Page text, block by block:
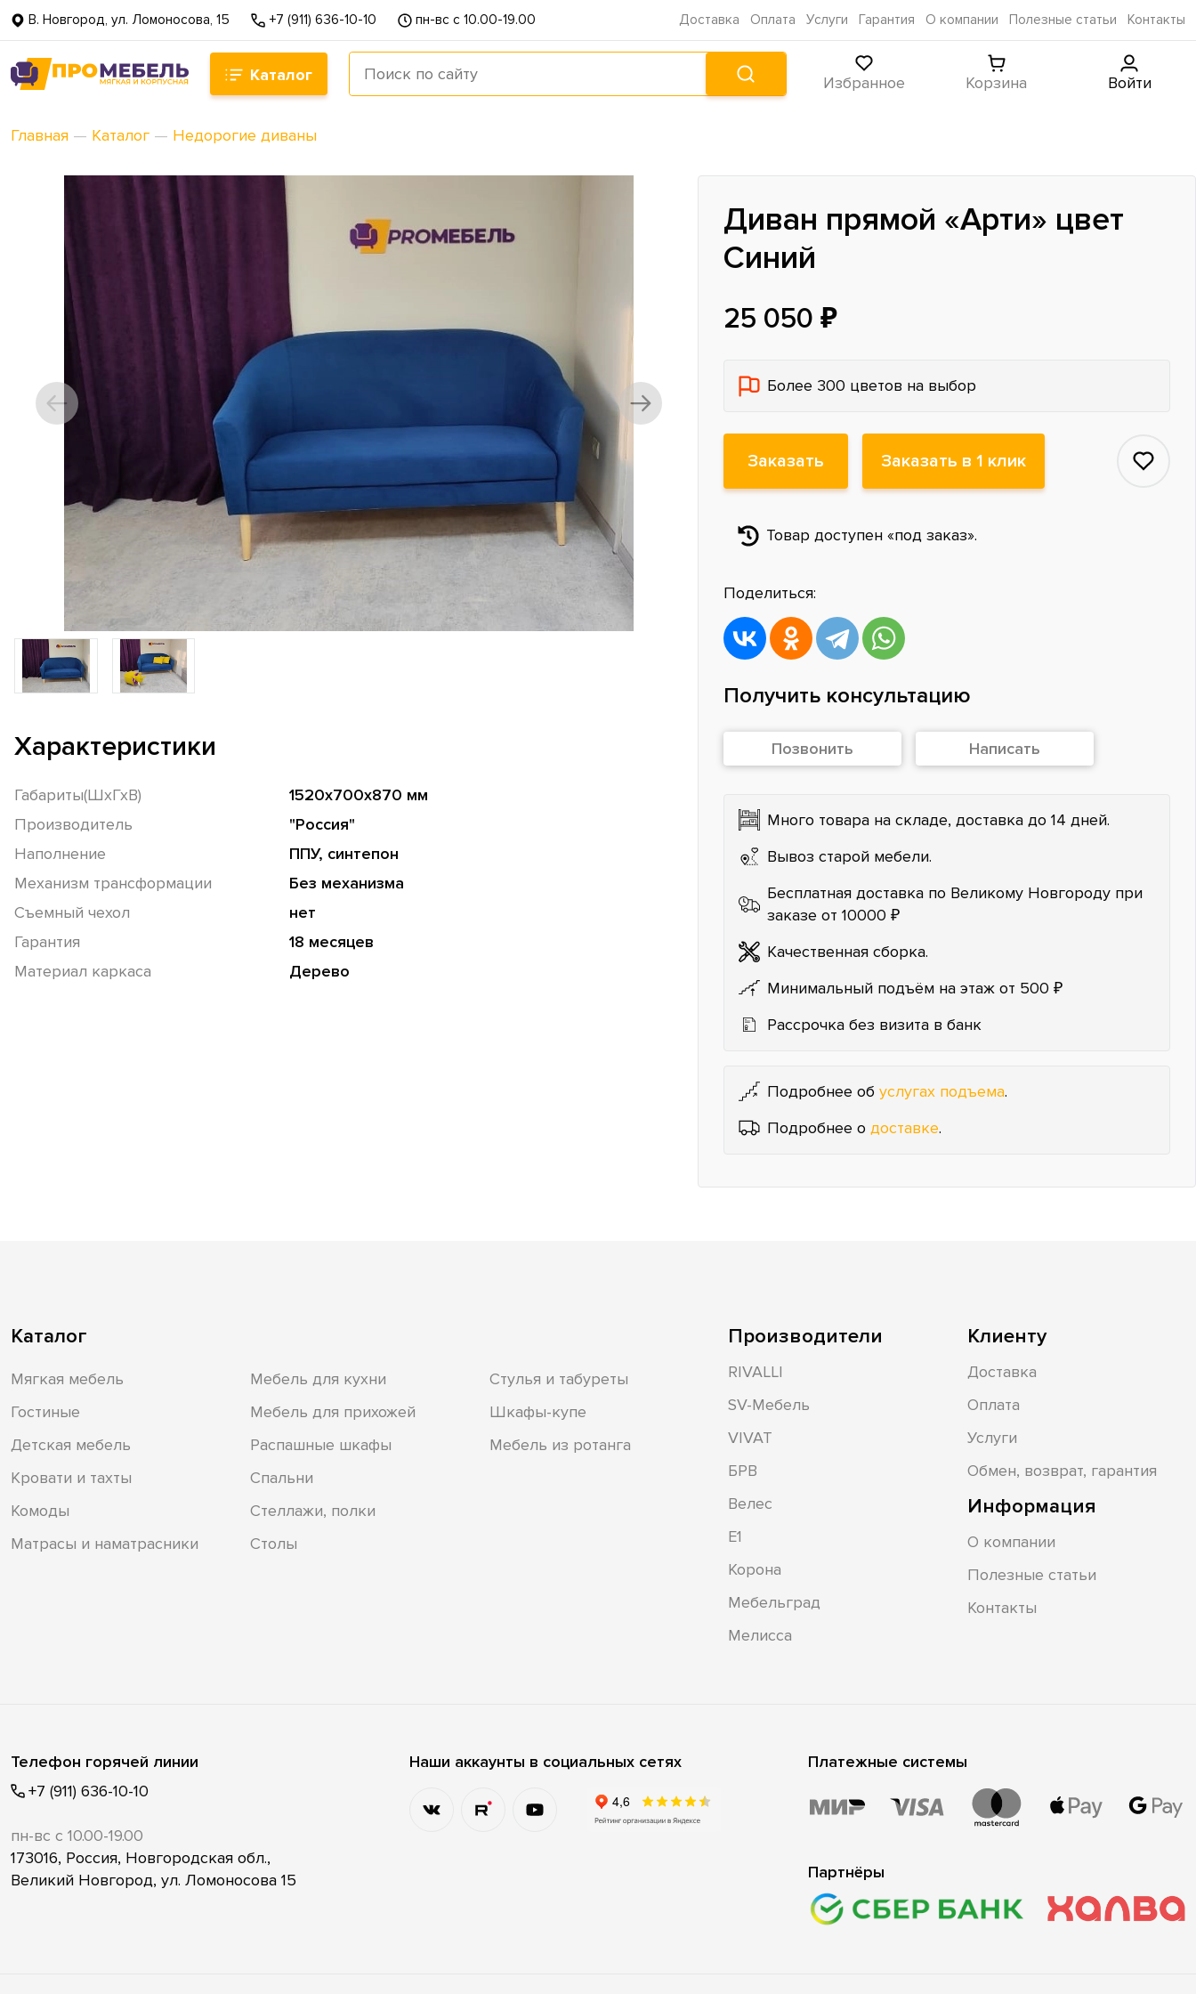
В. Новгород, ул. Ломоносова, 15 +7 (911) 636-10-10 пн-вс с 10.00-19.00 Доставка Оплата Услуги Гарантия О компании Полезные статьи Контакты
Каталог Избранное Корзина Войти
Главная — Каталог — Недорогие диваны
Диван прямой «Арти» цвет
Синий
25 050 ₽
Более 300 цветов на выбор
Заказать Заказать в 1 клик
Товар доступен «под заказ».
Поделиться:
Получить консультацию
Позвонить Написать
Много товара на складе, доставка до 14 дней.
Вывоз старой мебели.
Бесплатная доставка по Великому Новгороду при
заказе от 10000 ₽
Качественная сборка.
Минимальный подъём на этаж от 500 ₽
Рассрочка без визита в банк
Подробнее об услугах подъема.
Подробнее о доставке.
Характеристики
Габариты(ШхГхВ)
1520х700х870 мм
Производитель
"Россия"
Наполнение
ППУ, синтепон
Механизм трансформации
Без механизма
Съемный чехол
нет
Гарантия
18 месяцев
Материал каркаса
Дерево
Каталог
Мягкая мебель
Гостиные
Детская мебель
Кровати и тахты
Комоды
Матрасы и наматрасники
Мебель для кухни
Мебель для прихожей
Распашные шкафы
Спальни
Стеллажи, полки
Столы
Стулья и табуреты
Шкафы-купе
Мебель из ротанга
Производители
RIVALLI
SV-Мебель
VIVAT
БРВ
Велес
Е1
Корона
Мебельград
Мелисса
Клиенту
Доставка
Оплата
Услуги
Обмен, возврат, гарантия
Информация
О компании
Полезные статьи
Контакты
Телефон горячей линии
+7 (911) 636-10-10
пн-вс с 10.00-19.00
173016, Россия, Новгородская обл.,
Великий Новгород, ул. Ломоносова 15
Наши аккаунты в социальных сетях Платежные системы
Партнёры